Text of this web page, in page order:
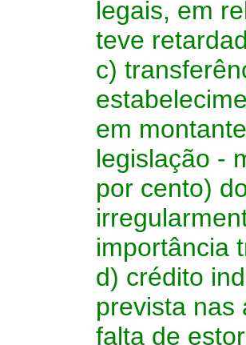
legais, em
teve
c)
em
legislação -
por cento)
importância
d) crédito
prevista nas
falta de